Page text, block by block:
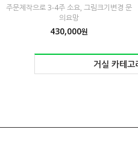
주문제작으로 3-4주 소요, 그림크기변경 문
의요망
430,000원
거실 카테고